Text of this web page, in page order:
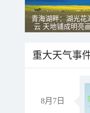
青海湖畔：湖光花
云 天地铺成明亮
重大天气事
8月7日